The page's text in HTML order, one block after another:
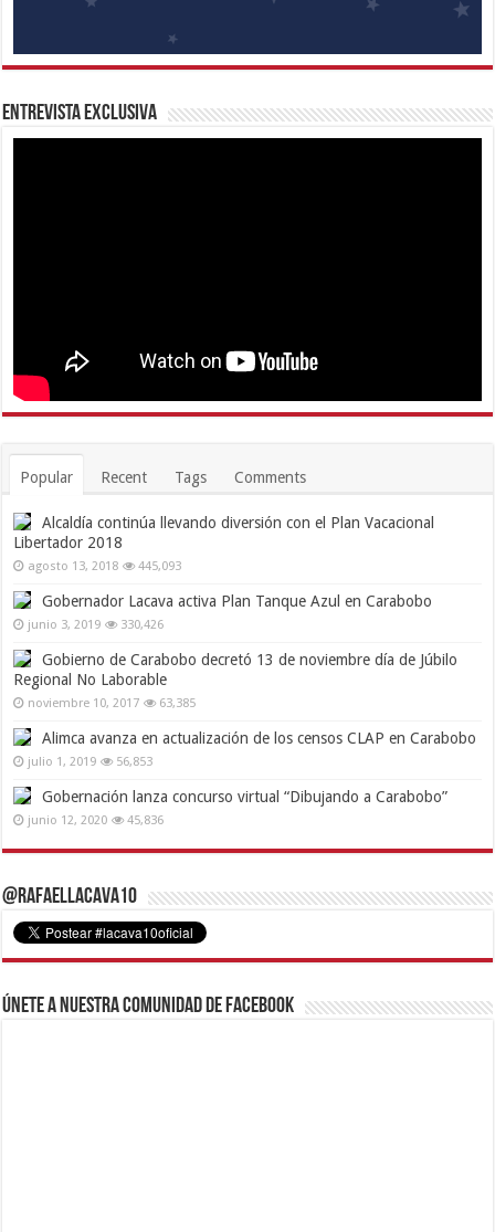
Entrevista Exclusiva
Popular Recent Tags Comments
Alcaldía continúa llevando diversión con el Plan Vacacional
Libertador 2018
agosto 13, 2018 445,093
Gobernador Lacava activa Plan Tanque Azul en Carabobo
junio 3, 2019 330,426
Gobierno de Carabobo decretó 13 de noviembre día de Júbilo
Regional No Laborable
noviembre 10, 2017 63,385
Alimca avanza en actualización de los censos CLAP en Carabobo
julio 1, 2019 56,853
Gobernación lanza concurso virtual “Dibujando a Carabobo”
junio 12, 2020 45,836
@RafaelLacava10
Únete a nuestra comunidad de Facebook